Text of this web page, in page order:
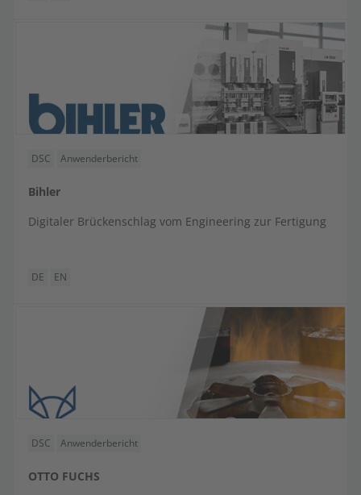
DSC Anwenderbericht
Bihler
Digitaler Brückenschlag vom Engineering zur Fertigung
DE EN
DSC Anwenderbericht
OTTO FUCHS